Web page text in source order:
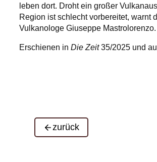
leben dort. Droht ein großer
Region ist schlecht vorbereitet, warnt
Vulkanologe Giuseppe Mastrolorenzo.
Erschienen inDie Zeit35/2025 und
zurück